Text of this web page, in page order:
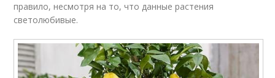
правило, несмотря на то, что данные растения
светолюбивые.